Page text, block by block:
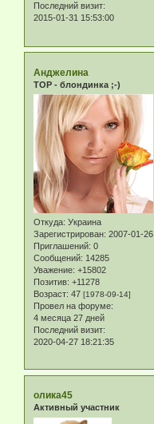
Последний визит:
2015-01-31 15:53:00
Анджелина
TOP - блондинка ;-)
Откуда: Украина
Зарегистрирован: 2007-01-26
Приглашений: 0
Сообщений: 14285
Уважение: +15802
Позитив: +11278
Возраст: 47 [1978-09-14]
Провел на форуме:
4 месяца 27 дней
Последний визит:
2020-04-27 18:21:35
олика45
Активный участник